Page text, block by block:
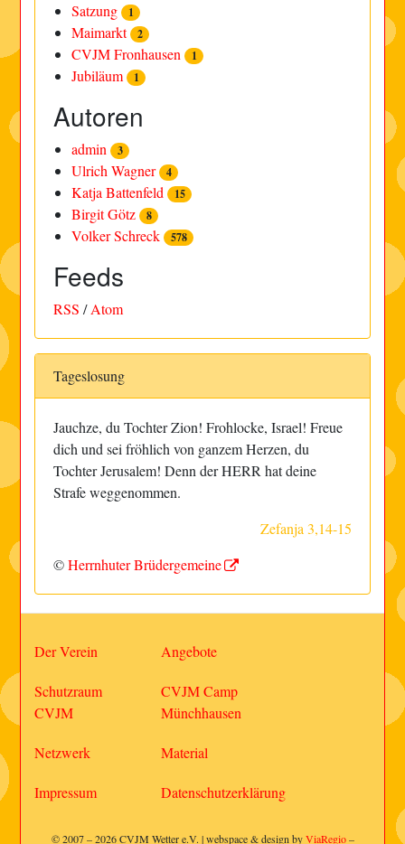
Satzung 1
Maimarkt 2
CVJM Fronhausen 1
Jubiläum 1
Autoren
admin 3
Ulrich Wagner 4
Katja Battenfeld 15
Birgit Götz 8
Volker Schreck 578
Feeds
RSS /Atom
Tageslosung
Jauchze, du Tochter Zion! Frohlocke, Israel! Freue
dich und sei fröhlich von ganzem Herzen, du
Tochter Jerusalem! Denn der HERR hat deine
Strafe weggenommen.
Zefanja 3,14-15
©Herrnhuter Brüdergemeine
Der Verein Angebote
Schutzraum
CVJM
CVJM Camp
Münchhausen
Netzwerk Material
Impressum Datenschutzerklärung
© 2007 – 2026 CVJM Wetter e.V. | webspace & design byViaRegio–